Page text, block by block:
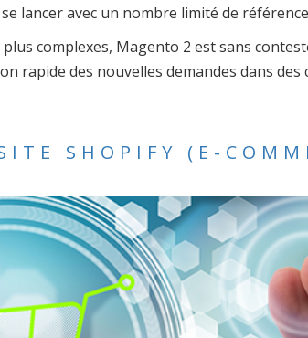
lancer avec un nombre limité de
complexes, Magento 2 est sans
rapide des nouvelles demandes dans des
SHOPIFY (E-